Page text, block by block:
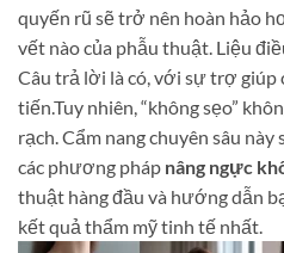
quyến rũ sẽ trở nên hoàn hảo
vết nào của phẫu thuật. Liệu
Câu trả lời là có, với sự trợ giúp
tiến.Tuy nhiên, “không sẹo”
rạch. Cẩm nang chuyên sâu
các phương pháp nâng ngực
thuật hàng đầu và hướng dẫn
kết quả thẩm mỹ tinh tế nhất.